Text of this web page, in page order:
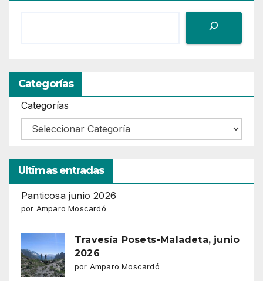
Categorías
Categorías
Ultimas entradas
Panticosa junio 2026
por Amparo Moscardó
Travesía Posets-Maladeta, junio
2026
por Amparo Moscardó